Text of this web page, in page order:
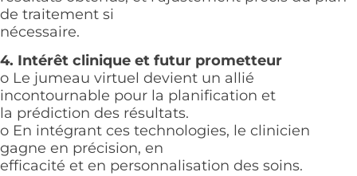
de traitement si
nécessaire.
4. Intérêt clinique et futur prometteur
o Le jumeau virtuel devient un allié
incontournable pour la planification et
la prédiction des résultats.
o En intégrant ces technologies, le clinicien
gagne en précision, en
efficacité et en personnalisation des soins.